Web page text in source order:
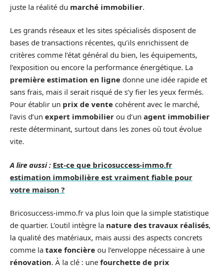
juste la réalité du marché immobilier.
Les grands réseaux et les sites spécialisés disposent de
bases de transactions récentes, qu’ils enrichissent de
critères comme l’état général du bien, les équipements,
l’exposition ou encore la performance énergétique. La
première estimation en ligne donne une idée rapide et
sans frais, mais il serait risqué de s’y fier les yeux fermés.
Pour établir un prix de vente cohérent avec le marché,
l’avis d’un expert immobilier ou d’un agent immobilier
reste déterminant, surtout dans les zones où tout évolue
vite.
A lire aussi : Est-ce que bricosuccess-immo.fr
estimation immobilière est vraiment fiable pour
votre maison ?
Bricosuccess-immo.fr va plus loin que la simple statistique
de quartier. L’outil intègre la nature des travaux réalisés,
la qualité des matériaux, mais aussi des aspects concrets
comme la taxe foncière ou l’enveloppe nécessaire à une
rénovation. À la clé : une fourchette de prix